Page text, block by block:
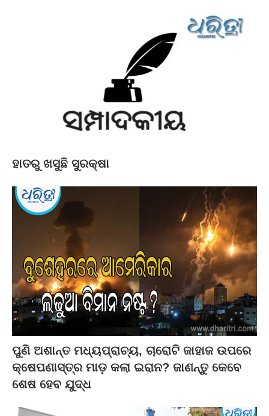
ହାତରୁ ଖସୁଛି ସୁରକ୍ଷା
ପୁଣି ଅଶାନ୍ତ ମଧ୍ୟପ୍ରାଚ୍ୟ, ଚାରୋଟି ଜାହାଜ ଉପରେ
କ୍ଷେପଣାସ୍ତ୍ର ମାଡ଼ କଲା ଇରାନ? ଜାଣନ୍ତୁ କେବେ
ଶେଷ ହେବ ଯୁଦ୍ଧ